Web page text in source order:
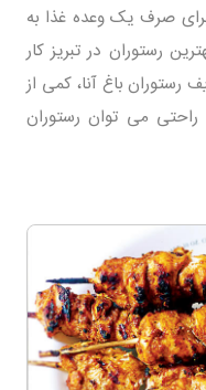
صرف یک وعده غذا به
رستوران در تبریز کار
رستوران باغ آنا، کمی از
می توان رستوران